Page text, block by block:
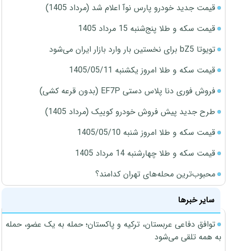
قیمت جدید خودرو پارس نوآ اعلام شد (مرداد 1405)
قیمت سکه و طلا پنج‌شنبه 15 مرداد 1405
تویوتا bZ5 برای نخستین بار وارد بازار ایران می‌شود
قیمت سکه و طلا امروز یکشنبه 1405/05/11
فروش فوری دنا پلاس دستی EF7P (بدون قرعه کشی)
طرح جدید پیش فروش خودرو کوییک (مرداد 1405)
قیمت سکه و طلا امروز شنبه 1405/05/10
قیمت سکه و طلا چهارشنبه 14 مرداد 1405
محبوب‌ترین محله‌های تهران کدامند؟
سایر خبرها
توافق دفاعی عربستان، ترکیه و پاکستان؛ حمله به یک عضو، حمله
به همه تلقی می‌شود